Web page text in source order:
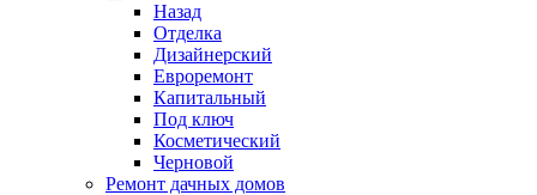
Назад
Отделка
Дизайнерский
Евроремонт
Капитальный
Под ключ
Косметический
Черновой
Ремонт дачных домов